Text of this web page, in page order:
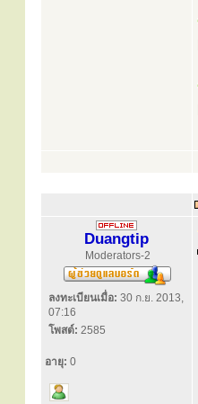
Duangtip
Moderators-2
ลงทะเบียนเมื่อ: 30 ก.ย. 2013,
07:16
โพสต์: 2585
อายุ: 0